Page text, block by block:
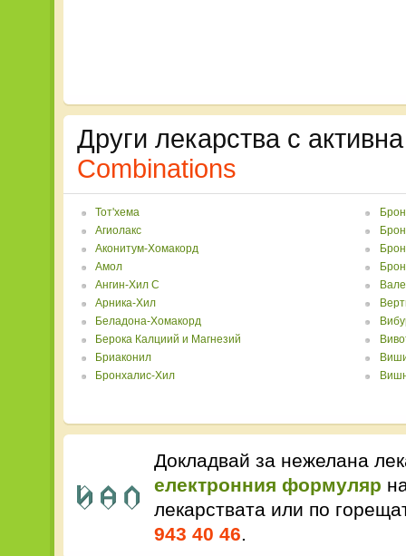
Други лекарства с
Combinations
Toт'хема
Агиолакс
Аконитум-Хомакорд
Амол
Ангин-Хил С
Арника-Хил
Беладона-Хомакорд
Берока Калциий и Магнезий
Бриаконил
Бронхалис-Хил
Докладвай за нежелана
електронния формуляр
лекарствата или по
943 40 46.